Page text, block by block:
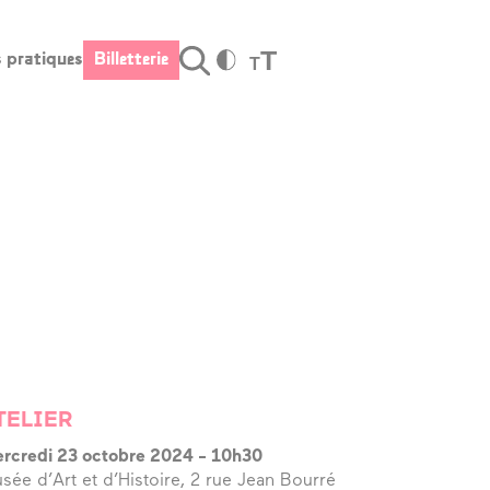
pratiques Billetterie TT
23 octobre 2024 - 10h30
d’Art et d’Histoire, 2 rue Jean Bourré